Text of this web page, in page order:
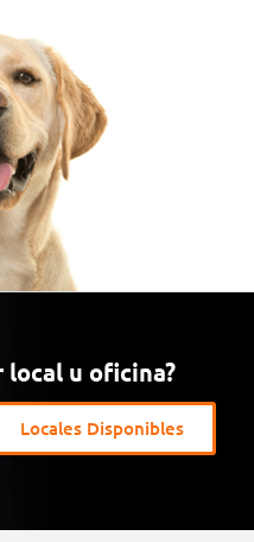
local u oficina?
Locales Disponibles